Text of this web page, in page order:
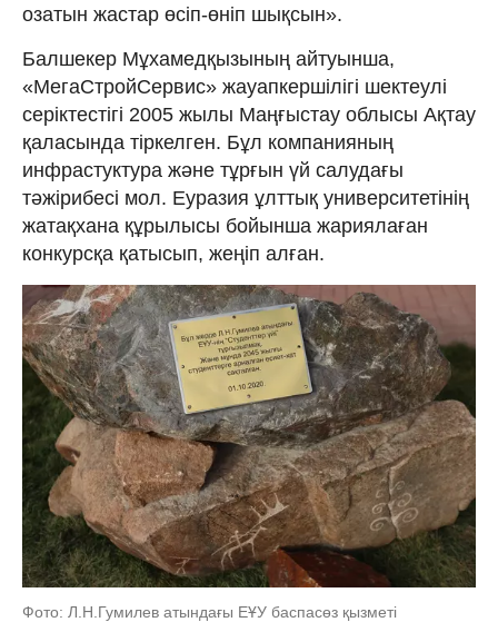
озатын жастар өсіп-өніп шықсын».
Балшекер Мұхамедқызының айтуынша,
«МегаСтройСервис» жауапкершілігі шектеулі
серіктестігі 2005 жылы Маңғыстау облысы Ақтау
қаласында тіркелген. Бұл компанияның
инфрастуктура және тұрғын үй салудағы
тәжірибесі мол. Еуразия ұлттық университетінің
жатақхана құрылысы бойынша жариялаған
конкурсқа қатысып, жеңіп алған.
Фото: Л.Н.Гумилев атындағы ЕҰУ баспасөз қызметі